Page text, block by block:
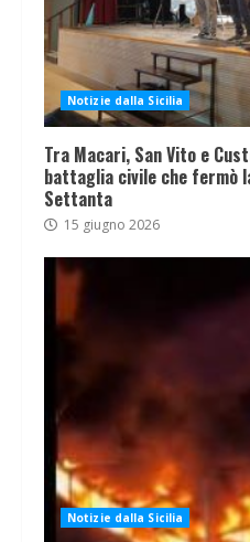
Notizie dalla Sicilia
Tra Macari, San Vito e
battaglia civile che fermò
Settanta
15 giugno 2026
Notizie dalla Sicilia